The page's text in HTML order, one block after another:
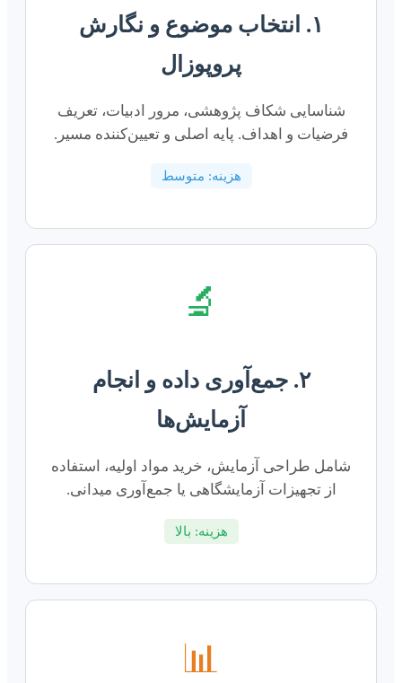
۱. انتخاب موضوع و نگارش
پروپوزال
شناسایی شکاف پژوهشی، مرور ادبیات، تعریف
فرضیات و اهداف. پایه اصلی و تعیین‌کننده مسیر.
هزینه: متوسط
🔬
۲. جمع‌آوری داده و انجام
آزمایش‌ها
شامل طراحی آزمایش، خرید مواد اولیه، استفاده
از تجهیزات آزمایشگاهی یا جمع‌آوری میدانی.
هزینه: بالا
📊